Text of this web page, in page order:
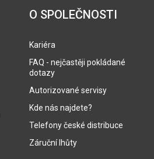
O SPOLEČNOSTI
Kariéra
FAQ - nejčastěji pokládané
dotazy
Autorizované servisy
Kde nás najdete?
Telefony české distribuce
Záruční lhůty